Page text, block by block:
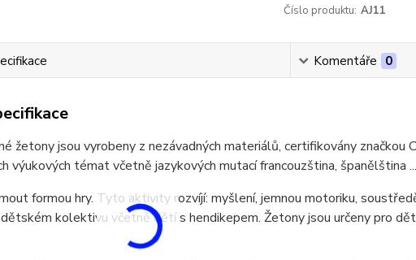
Číslo produktu: AJ11
Komentáře 0
žetony jsou vyrobeny z nezávadných materiálů, certifikovány značkou
výukových témat včetně jazykových mutací francouzština, španělština
formou hry. Tyto aktivity rozvíjí: myšlení, jemnou motoriku,
kolektivu včetně dětí s hendikepem. Žetony jsou určeny pro